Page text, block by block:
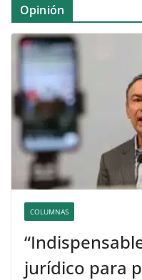
Opinión
COLUMNAS
jurídico para